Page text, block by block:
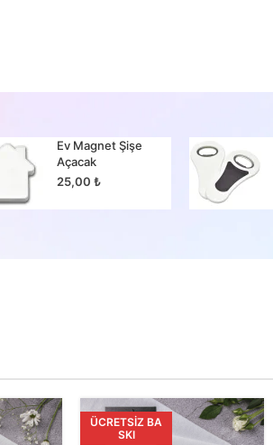
Ev Magnet Şişe
Açacak
25,00 ₺
ÜCRETSIZ BA
SKI